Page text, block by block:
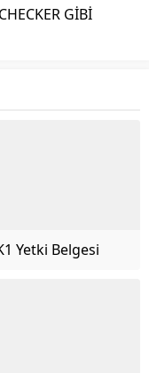
GİBİ
Yetki Belgesi